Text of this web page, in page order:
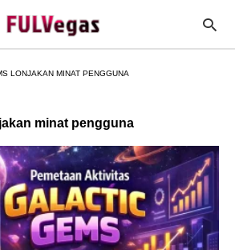
LONJAKAN MINAT PENGGUNA
minat pengguna